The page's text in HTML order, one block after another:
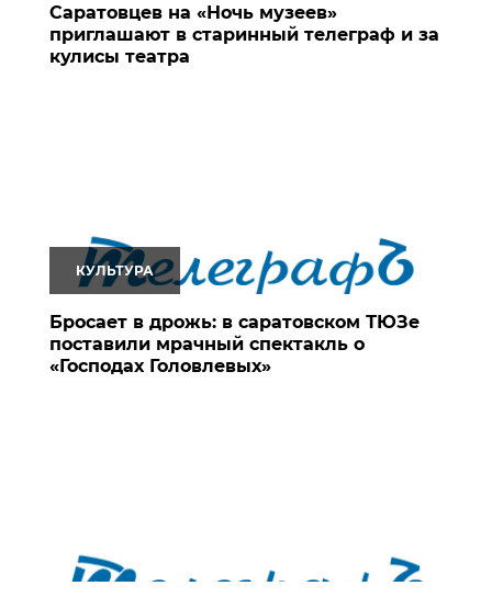
Саратовцев на «Ночь музеев»
приглашают в старинный телеграф и за
кулисы театра
КУЛЬТУРА
Бросает в дрожь: в саратовском ТЮЗе
поставили мрачный спектакль о
«Господах Головлевых»